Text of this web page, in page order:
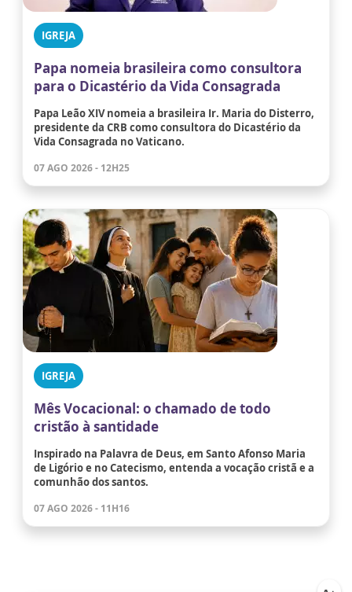
IGREJA
Papa nomeia brasileira como consultora
para o Dicastério da Vida Consagrada
Papa Leão XIV nomeia a brasileira Ir. Maria do Disterro,
presidente da CRB como consultora do Dicastério da
Vida Consagrada no Vaticano.
07 AGO 2026 - 12H25
IGREJA
Mês Vocacional: o chamado de todo
cristão à santidade
Inspirado na Palavra de Deus, em Santo Afonso Maria
de Ligório e no Catecismo, entenda a vocação cristã e a
comunhão dos santos.
07 AGO 2026 - 11H16